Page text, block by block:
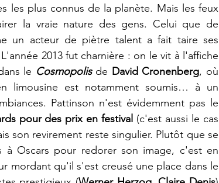
les plus connus de la planète. Mais les feux
la vraie nature des gens. Celui que de
un acteur de piètre talent a fait taire ses
2013 fut charnière : on le vit à l'affiche
le Cosmopolis de David Cronenberg, où
limousine est notamment soumis… à un
Pattinson n'est évidemment pas le
pour des prix en festival (c'est aussi le cas
son revirement reste singulier. Plutôt que se
à Oscars pour redorer son image, c'est en
mordant qu'il s'est creusé une place dans le